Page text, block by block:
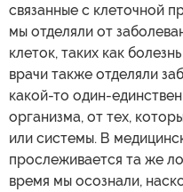
связанные с клеточной
мы отделяли от
клеток, таких как
врачи также отделяли
какой-то один-
организма, от тех,
или системы. В
прослеживается та же
время мы осознали,